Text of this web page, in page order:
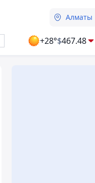
Алматы
+28°$467.48